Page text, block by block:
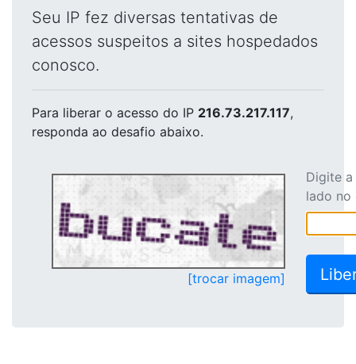
Seu IP fez diversas tentativas de
acessos suspeitos a sites hospedados
conosco.
Para liberar o acesso do IP 216.73.217.117,
responda ao desafio abaixo.
[trocar imagem]
Digite
lado no